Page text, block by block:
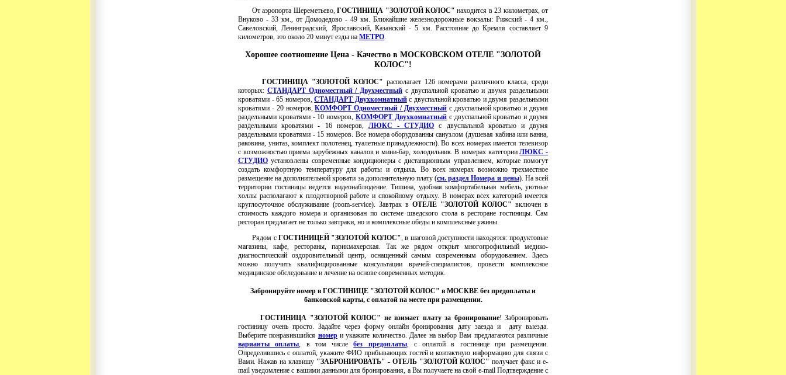
От аэропорта Шереметьево,ГОСТИНИЦА "ЗОЛОТОЙ КОЛОС" находится в 23 километрах, от
Внуково - 33 км., от Домодедово - 49 км. Ближайшие железнодорожные вокзалы: Рижский - 4 км.,
Савеловский, Ленинградский, Ярославский, Казанский - 5 км. Расстояние до Кремля составляет 9
километров, это около 20 минут езды на МЕТРО.
Хорошее соотношение Цена - Качество в МОСКОВСКОМ ОТЕЛЕ "ЗОЛОТОЙ
КОЛОС"!
ГОСТИНИЦА "ЗОЛОТОЙ КОЛОС" располагает 126 номерами различного класса, среди
которых: СТАНДАРТ Одноместный / Двухместный с двуспальной кроватью и двумя раздельными
кроватями - 65 номеров,СТАНДАРТ Двухкомнатныйс двуспальной кроватью и двумя раздельными
кроватями - 20 номеров,КОМФОРТ Одноместный / Двухместныйс двуспальной кроватью и двумя
раздельными кроватями - 10 номеров,КОМФОРТ Двухкомнатныйс двуспальной кроватью и двумя
раздельными кроватями - 16 номеров, ЛЮКС - СТУДИО с двуспальной кроватью и двумя
раздельными кроватями - 15 номеров. Все номера оборудованны санузлом (душевая кабина или ванна,
раковина, унитаз, комплект полотенец, туалетные принадлежности). Во всех номерах имеется телевизор
с возможностью приема зарубежных каналов и мини-бар, холодильник. В номерах категорииЛЮКС -
СТУДИО установлены современные кондиционеры с дистанционным управлением, которые помогут
создать комфортную температуру для работы и отдыха. Во всех номерах возможно трехместное
размещение на дополнительной кровати за дополнительную плату (см. раздел Номера и цены). На всей
территории гостиницы ведется видеонаблюдение. Тишина, удобная комфортабельная мебель, уютные
холлы располагают к плодотворной работе и спокойному отдыху. В номерах всех категорий имеется
круглосуточное обслуживание (room-service). Завтрак в ОТЕЛЕ "ЗОЛОТОЙ КОЛОС" включен в
стоимость каждого номера и организован по системе шведского стола вресторане гостиницы. Сам
ресторан предлагает не только завтраки, но и комплексные обеды и комплексные ужины.
Рядом с ГОСТИНИЦЕЙ "ЗОЛОТОЙ КОЛОС", в шаговой доступности находятся: продуктовые
магазины, кафе, рестораны, парикмахерская. Так же рядом открыт многопрофильный медико-
диагностический оздоровительный центр, оснащенный самым современным оборудованием. Здесь
можно получить квалифицированные консультации врачей-специалистов, провести комплексное
медицинское обследование и лечение на основе современных методик.
Забронируйте номер в ГОСТИНИЦЕ "ЗОЛОТОЙ КОЛОС" в МОСКВЕ без предоплаты и
банковской карты, с оплатой на месте при размещении.
ГОСТИНИЦА "ЗОЛОТОЙ КОЛОС" не взимает плату за бронирование! Забронировать
гостиницу очень просто. Задайте через форму онлайн бронирования дату заезда и дату выезда.
Выберите понравившийся номери укажите количество. Далее на выбор Вам предлагаются различные
варианты оплаты, в том числебез предоплаты, с оплатой в гостинице при размещении.
Определившись с оплатой, укажите ФИО прибывающих гостей и контактную информацию для связи с
Вами. Нажав на клавишу "ЗАБРОНИРОВАТЬ" - ОТЕЛЬ "ЗОЛОТОЙ КОЛОС" получает факс и e-
mail уведомление с вашими данными для бронирования, а Вы получаете на свой e-mail Подтверждение с